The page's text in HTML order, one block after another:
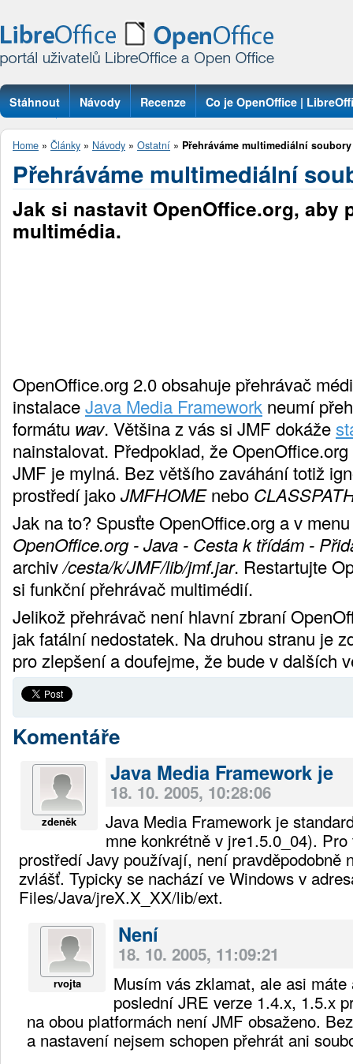
Stáhnout Návody Recenze Co je OpenOffice |
Otázky
Home » Články » Návody » Ostatní » Přehráváme multimediální soubory
Přehráváme multimediální
Jak si nastavit OpenOffice.org, aby
multimédia.
OpenOffice.org 2.0 obsahuje přehrávač
instalaceJava Media Framework neumí
formátu wav. Většina z vás si JMF dokáže
nainstalovat. Předpoklad, že
JMF je mylná. Bez většího zaváhání totiž
prostředí jakoJMFHOMEnebo
Jak na to? Spusťte OpenOffice.org a v
OpenOffice.org - Java - Cesta k třídám -
archiv/cesta/k/JMF/lib/jmf.jar. Restartujte
si funkční přehrávač multimédií.
Jelikož přehrávač není hlavní zbraní
jak fatální nedostatek. Na druhou stranu je
pro zlepšení a doufejme, že bude v dalších
Komentáře
zdeněk
Java Media Framework je
18. 10. 2005, 10:28:06
Java Media Framework je
mne konkrétně v jre1.5.0_04).
prostředí Javy používají, není pravděpodobně
zvlášť. Typicky se nachází ve Windows v
Files/Java/jreX.X_XX/lib/ext.
rvojta
Není
18. 10. 2005, 11:09:21
Musím vás zklamat, ale asi
poslední JRE verze 1.4.x, 1.5.x
na obou platformách není JMF obsaženo.
a nastavení nejsem schopen přehrát ani